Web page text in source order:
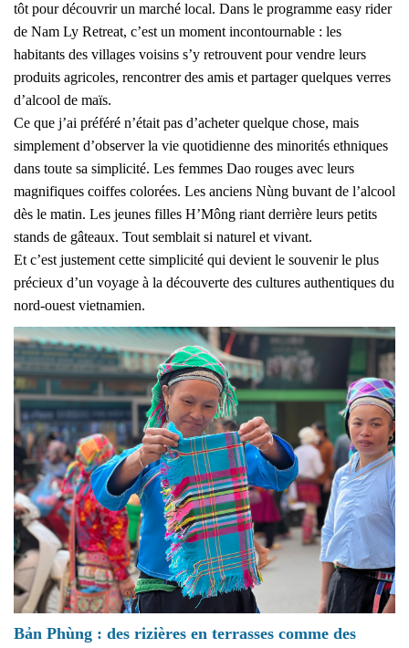
tôt pour découvrir un marché local. Dans le programme easy rider
de Nam Ly Retreat, c’est un moment incontournable : les
habitants des villages voisins s’y retrouvent pour vendre leurs
produits agricoles, rencontrer des amis et partager quelques verres
d’alcool de maïs.
Ce que j’ai préféré n’était pas d’acheter quelque chose, mais
simplement d’observer la vie quotidienne des minorités ethniques
dans toute sa simplicité. Les femmes Dao rouges avec leurs
magnifiques coiffes colorées. Les anciens Nùng buvant de l’alcool
dès le matin. Les jeunes filles H’Mông riant derrière leurs petits
stands de gâteaux. Tout semblait si naturel et vivant.
Et c’est justement cette simplicité qui devient le souvenir le plus
précieux d’un voyage à la découverte des cultures authentiques du
nord-ouest vietnamien.
Bản Phùng : des rizières en terrasses comme des